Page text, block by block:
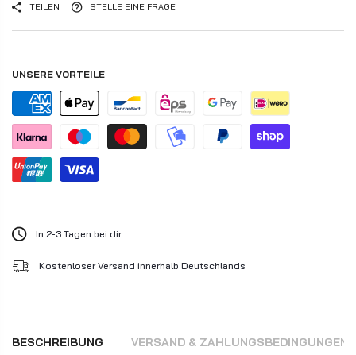
TEILEN STELLE EINE FRAGE
UNSERE VORTEILE
In 2-3 Tagen bei dir
Kostenloser Versand innerhalb Deutschlands
BESCHREIBUNG VERSAND & ZAHLUNGSBEDINGUNGEN